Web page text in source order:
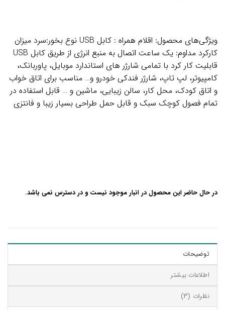
ویژگی‌های محصول: اقلام همراه : کابل USB نوع بخور:سرد میزان
کارکرد مداوم: یک ساعت اتصال به منبع انرژی از طریق کابل USB
قابلیت کار کرد با تمامی شارژر های استاندارد موبایل، پاوربانک،
کامپیوتر، لپ تاپ، شارژر فندکی خودرو و… مناسب برای اتاق خواب
و اتاق کودک، محل کار، سالن زیبایی، ماشین و … قابل استفاده در
تمام فصول کوچک سبک و قابل حمل طراحی بسیار زیبا و فانتزی
در حال حاضر این محصول در انبار موجود نیست و در دسترس نمی باشد.
توضیحات
اطلاعات بیشتر
نظرات (3)